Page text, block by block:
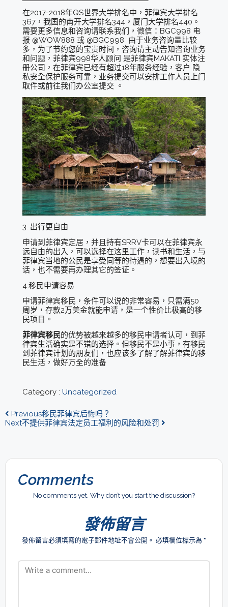
在2017-2018年QS世界大学排名中，菲律宾大学排名
367，我国的南开大学排名344，厦门大学排名440。
需要更多信息和咨询请联系我们，微信：BGC998 电
报 @WOW888 或 @BGC998 由于业务咨询量比较
多，为了节约您的宝贵时间，咨询请主动告知咨询业务
和问题，菲律宾998华人顾问 是菲律宾MAKATI 实体注
册公司，在菲律宾已经有超过18年服务经验，客户 隐
私安全保护服务可靠，业务提交可以安排工作人员上门
取件或前往我们办公室提交 。
3. 出行更自由
申请到菲律宾定居，并且持有SRRV卡可以在菲律宾永
远自由的出入，可以选择在这里工作，读书和生活，与
菲律宾当地的公民是享受同等的待遇的，想要出入境的
话，也不需要再办理其它的签证。
4.移民申请容易
申请菲律宾移民，条件可以说的非常容易，只需满50
周岁，存款2万美金就能申请，是一个性价比极高的移
民项目。
菲律宾移民的优势被越来越多的移民申请者认可，到菲
律宾生活确实是不错的选择。但移民不是小事，有移民
到菲律宾计划的朋友们，也应该多了解了解菲律宾的移
民生活，做好万全的准备
Category : Uncategorized
Previous移民菲律宾后悔吗？
Next不提供菲律宾法定员工福利的风险和处罚
Comments
No comments yet. Why don’t you start the discussion?
發佈留言
發佈留言必須填寫的電子郵件地址不會公開。 必填欄位標示為 *